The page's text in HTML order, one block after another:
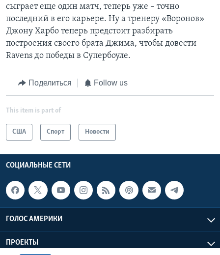
сыграет еще один матч, теперь уже – точно
последний в его карьере. Ну а тренеру «Воронов»
Джону Харбо теперь предстоит разбирать
построения своего брата Джима, чтобы довести
Ravens до победы в Супербоуле.
Поделиться Follow us
This item is part of
США Спорт Новости
СОЦИАЛЬНЫЕ СЕТИ
ГОЛОС АМЕРИКИ
ПРОЕКТЫ